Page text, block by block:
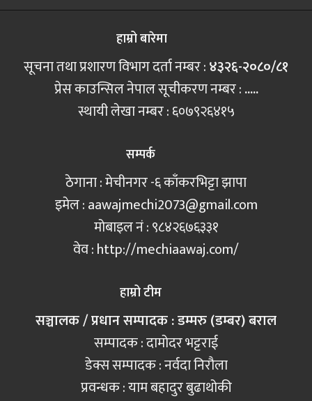
हाम्रो बारेमा
सूचना तथा प्रशारण विभाग दर्ता नम्बर :४३२६-२०८०/८१
प्रेस काउन्सिल नेपाल सूचीकरण नम्बर :.....
स्थायी लेखा नम्बर : ६०७९२६४१५
सम्पर्क
ठेगाना : मेचीनगर -६ काँकरभिट्टा झापा
इमेल :aawajmechi2073@gmail.com
मोबाइल नं‍ : ९८४२६७६३३१
वेव : http://mechiaawaj.com/
हाम्रो टीम
सञ्चालक / प्रधान सम्पादक : डम्मरु (डम्बर) बराल
सम्पादक : दामोदर भट्टराई
डेक्स सम्पादक : नर्वदा निरौला
प्रवन्धक : याम बहादुर बुढाथोकी